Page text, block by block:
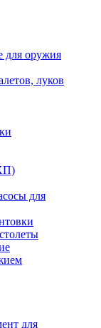
для оружия
луков
для
для